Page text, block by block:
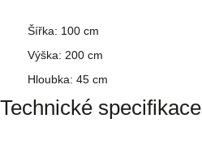
Šířka: 100 cm
Výška: 200 cm
Hloubka: 45 cm
Technické specifikace